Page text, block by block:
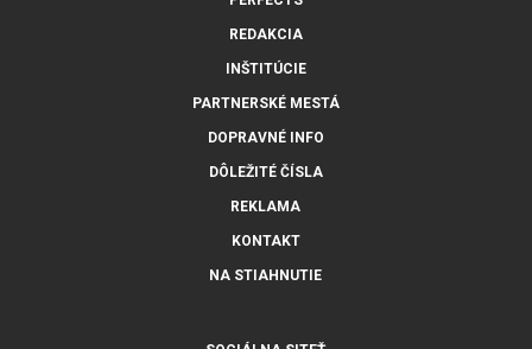
REDAKCIA
INŠTITÚCIE
PARTNERSKÉ MESTÁ
DOPRAVNÉ INFO
DÔLEŽITÉ ČÍSLA
REKLAMA
KONTAKT
NA STIAHNUTIE